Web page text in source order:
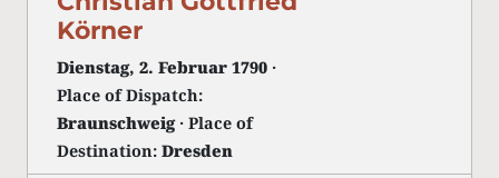
Körner
Dienstag, 2. Februar 1790 ·
Place of Dispatch:
Braunschweig· Place of
Destination: Dresden